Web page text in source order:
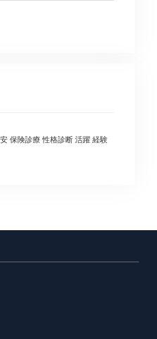
保険診療 性格診断 活躍 経験